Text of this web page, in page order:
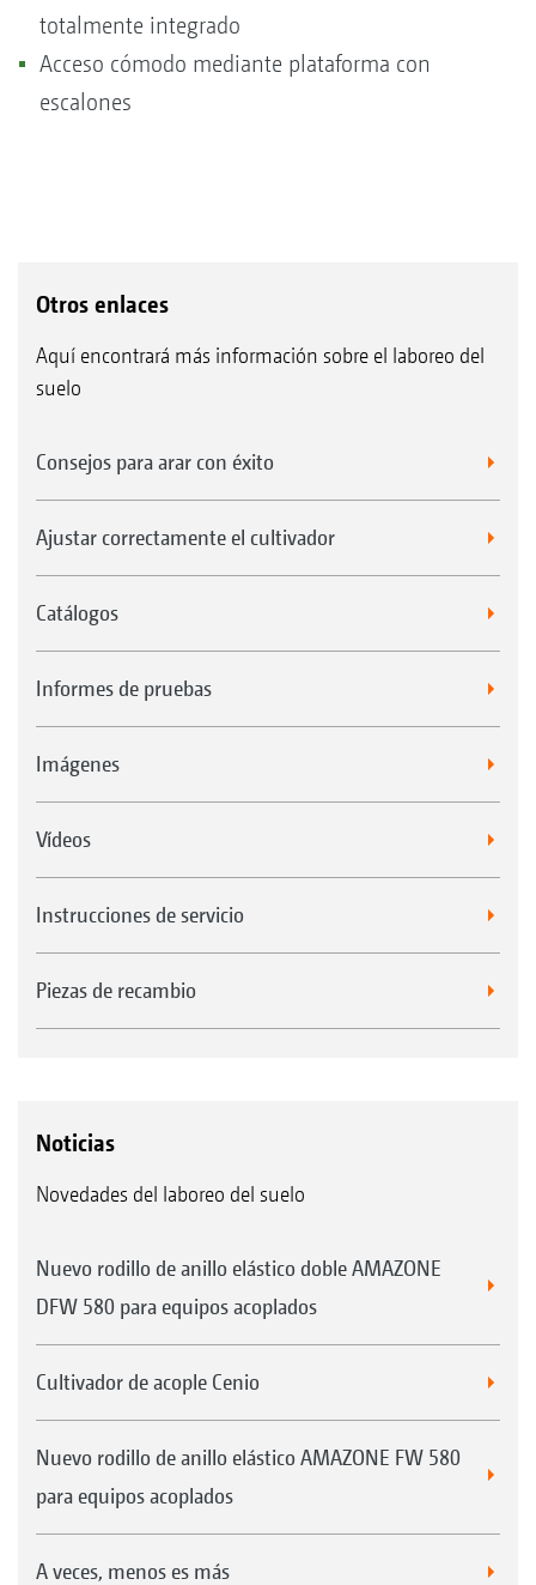
totalmente integrado
Acceso cómodo mediante plataforma con
escalones
Otros enlaces
Aquí encontrará más información sobre el laboreo del
suelo
Consejos para arar con éxito
Ajustar correctamente el cultivador
Catálogos
Informes de pruebas
Imágenes
Vídeos
Instrucciones de servicio
Piezas de recambio
Noticias
Novedades del laboreo del suelo
Nuevo rodillo de anillo elástico doble AMAZONE
DFW 580 para equipos acoplados
Cultivador de acople Cenio
Nuevo rodillo de anillo elástico AMAZONE FW 580
para equipos acoplados
A veces, menos es más